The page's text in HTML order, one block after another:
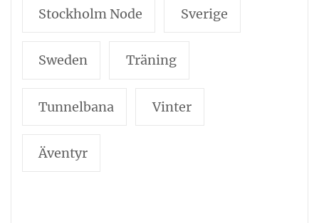
Stockholm Node Sverige
Sweden Träning
Tunnelbana Vinter
Äventyr